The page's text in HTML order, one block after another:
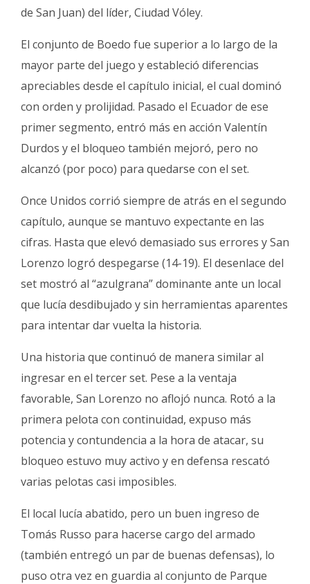
de San Juan) del líder, Ciudad Vóley.
El conjunto de Boedo fue superior a lo largo de la
mayor parte del juego y estableció diferencias
apreciables desde el capítulo inicial, el cual dominó
con orden y prolijidad. Pasado el Ecuador de ese
primer segmento, entró más en acción Valentín
Durdos y el bloqueo también mejoró, pero no
alcanzó (por poco) para quedarse con el set.
Once Unidos corrió siempre de atrás en el segundo
capítulo, aunque se mantuvo expectante en las
cifras. Hasta que elevó demasiado sus errores y San
Lorenzo logró despegarse (14-19). El desenlace del
set mostró al “azulgrana” dominante ante un local
que lucía desdibujado y sin herramientas aparentes
para intentar dar vuelta la historia.
Una historia que continuó de manera similar al
ingresar en el tercer set. Pese a la ventaja
favorable, San Lorenzo no aflojó nunca. Rotó a la
primera pelota con continuidad, expuso más
potencia y contundencia a la hora de atacar, su
bloqueo estuvo muy activo y en defensa rescató
varias pelotas casi imposibles.
El local lucía abatido, pero un buen ingreso de
Tomás Russo para hacerse cargo del armado
(también entregó un par de buenas defensas), lo
puso otra vez en guardia al conjunto de Parque